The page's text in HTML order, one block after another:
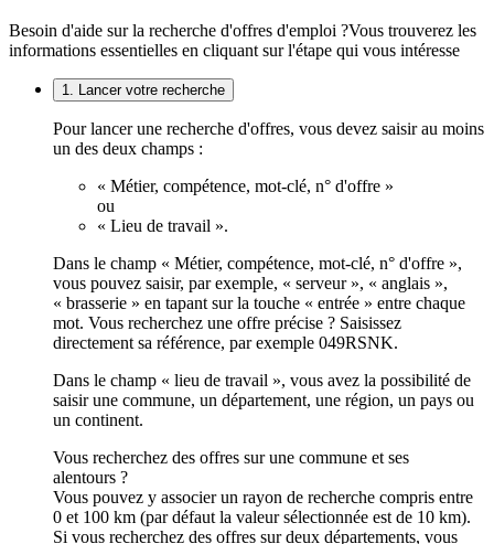
Besoin d'aide sur la recherche d'offres d'emploi ?Vous trouverez les
informations essentielles en cliquant sur l'étape qui vous intéresse
1. Lancer votre recherche
Pour lancer une recherche d'offres, vous devez saisir au moins
un des deux champs :
« Métier, compétence, mot-clé, n° d'offre »
ou
« Lieu de travail ».
Dans le champ « Métier, compétence, mot-clé, n° d'offre »,
vous pouvez saisir, par exemple, « serveur », « anglais »,
« brasserie » en tapant sur la touche « entrée » entre chaque
mot. Vous recherchez une offre précise ? Saisissez
directement sa référence, par exemple 049RSNK.
Dans le champ « lieu de travail », vous avez la possibilité de
saisir une commune, un département, une région, un pays ou
un continent.
Vous recherchez des offres sur une commune et ses
alentours ?
Vous pouvez y associer un rayon de recherche compris entre
0 et 100 km (par défaut la valeur sélectionnée est de 10 km).
Si vous recherchez des offres sur deux départements, vous